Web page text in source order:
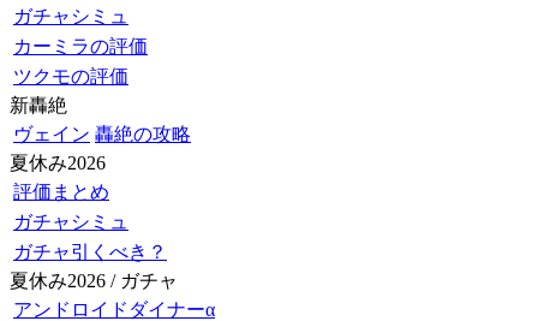
ガチャシミュ
カーミラの評価
ツクモの評価
新轟絶
ヴェイン 轟絶の攻略
夏休み2026
評価まとめ
ガチャシミュ
ガチャ引くべき？
夏休み2026 / ガチャ
アンドロイドダイナーα